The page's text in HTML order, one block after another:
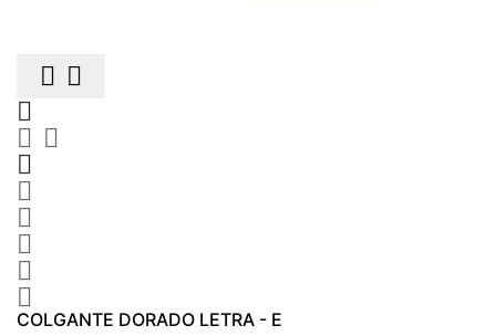
 

 






COLGANTE DORADO LETRA - E